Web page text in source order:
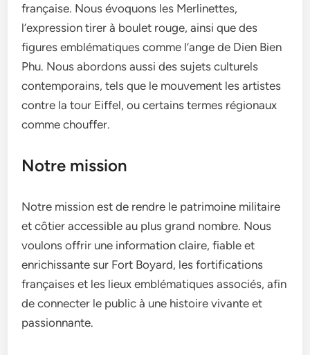
française. Nous évoquons les Merlinettes,
l’expression tirer à boulet rouge, ainsi que des
figures emblématiques comme l’ange de Dien Bien
Phu. Nous abordons aussi des sujets culturels
contemporains, tels que le mouvement les artistes
contre la tour Eiffel, ou certains termes régionaux
comme chouffer.
Notre mission
Notre mission est de rendre le patrimoine militaire
et côtier accessible au plus grand nombre. Nous
voulons offrir une information claire, fiable et
enrichissante sur Fort Boyard, les fortifications
françaises et les lieux emblématiques associés, afin
de connecter le public à une histoire vivante et
passionnante.